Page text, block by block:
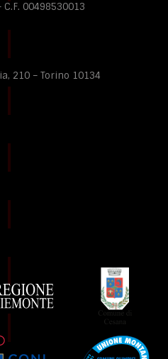
00498530013
210 – Torino 10134